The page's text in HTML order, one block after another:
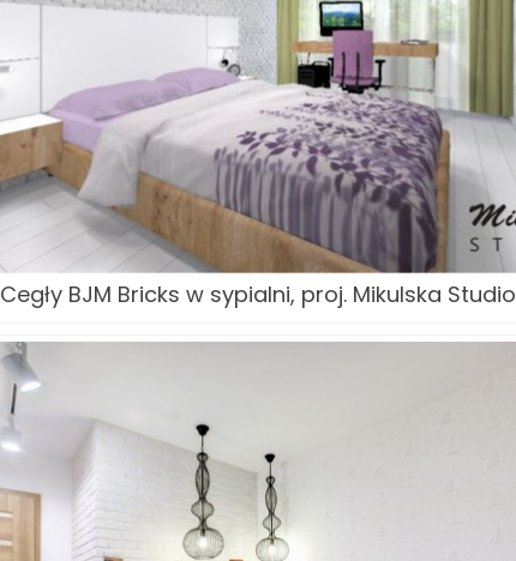
Cegły BJM Bricks w sypialni, proj. Mikulska Studio